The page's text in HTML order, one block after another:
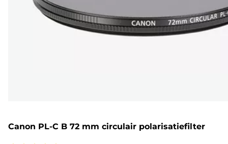
Canon PL-C B 72 mm circulair polarisatiefilter